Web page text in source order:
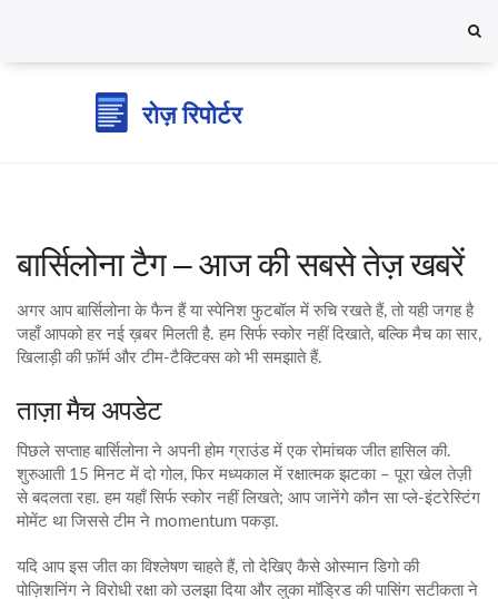
बार्सिलोना टैग – आज की सबसे तेज़ खबरें
अगर आप बार्सिलोना के फैन हैं या स्पेनिश फुटबॉल में रुचि रखते हैं, तो यही जगह है
जहाँ आपको हर नई ख़बर मिलती है. हम सिर्फ स्कोर नहीं दिखाते, बल्कि मैच का सार,
खिलाड़ी की फ़ॉर्म और टीम‑टैक्टिक्स को भी समझाते हैं.
ताज़ा मैच अपडेट
पिछले सप्ताह बार्सिलोना ने अपनी होम ग्राउंड में एक रोमांचक जीत हासिल की.
शुरुआती 15 मिनट में दो गोल, फिर मध्यकाल में रक्षात्मक झटका – पूरा खेल तेज़ी
से बदलता रहा. हम यहाँ सिर्फ स्कोर नहीं लिखते; आप जानेंगे कौन सा प्ले‑इंटरेस्टिंग
मोमेंट था जिससे टीम ने momentum पकड़ा.
यदि आप इस जीत का विश्लेषण चाहते हैं, तो देखिए कैसे ओस्मान डिगो की
पोज़िशनिंग ने विरोधी रक्षा को उलझा दिया और लुका मॉड्रिड की पासिंग सटीकता ने